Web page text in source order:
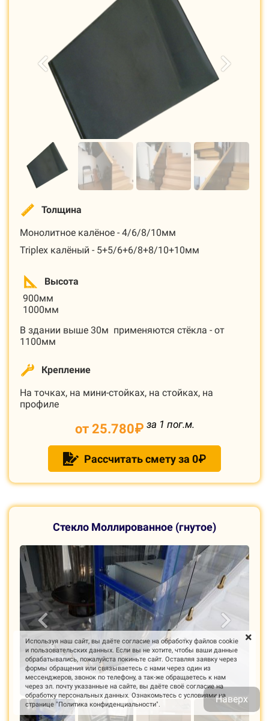
Толщина
Монолитное калёное - 4/6/8/10мм
Triplex калёный - 5+5/6+6/8+8/10+10мм
Высота
900мм
1000мм
В здании выше 30м применяются стёкла - от
1100мм
Крепление
На точках, на мини-стойках, на стойках, на
профиле
от 25.780₽ за 1 пог.м.
Рассчитать смету за 0₽
Стекло Моллированное (гнутое)
Наверх
Используя наш сайт, вы даёте согласие на обработку файлов cookie
и пользовательских данных. Если вы не хотите, чтобы ваши данные
обрабатывались, пожалуйста покиньте сайт. Оставляя заявку через
формы обращения или связываетесь с нами через один из
мессенджеров, звонок по телефону, а так-же обращаетесь к нам
через эл. почту указанные на сайте, вы даёте своё согласие на
обработку персональных данных. Ознакомьтесь с условиями на
странице "Политика конфиденциальности".